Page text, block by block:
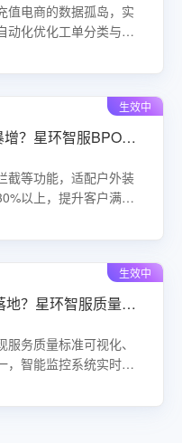
值电商的数据孤岛，实
动化优化工单分类与任
生效中
户外装备订单差评暴增？星环智服BPO定制化方案精准拦截售后投诉！
截等功能，适配户外装
以上，提升客户满意
生效中
BPO标准化服务难落地？星环智服质量管控可视化量化，错误率直降！
务质量标准可视化、
，智能监控系统实时追
效率，降低风险。